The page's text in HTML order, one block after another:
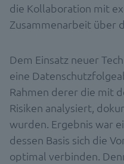
die Kollaboration mit
Zusammenarbeit über
Dem Einsatz neuer
eine
Rahmen derer die mit
Risiken analysiert,
wurden. Ergebnis war
dessen Basis sich die
optimal verbinden.